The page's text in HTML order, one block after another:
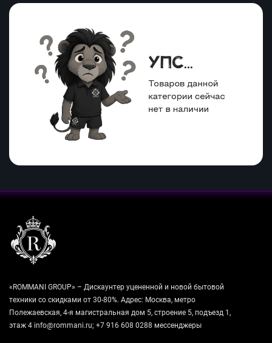
«ROMMANI GROUP» – Дискаунтер уцененной и новой бытовой
техники со скидками от 30-80%. Адрес: Москва, метро
Полежаевская, 4-я магистральная дом 5, строение 5, подъезд 1,
этаж 4 info@rommani.ru; +7 916 608 0288 мессенджеры